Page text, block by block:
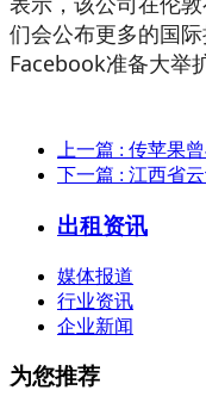
们会公布更多的国
Facebook准备大举
上一篇 : 传苹果
下一篇 : 江西省
出租资讯
媒体报道
行业资讯
企业新闻
为您推荐